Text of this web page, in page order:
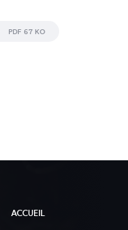
PDF 67 KO
ACCUEIL